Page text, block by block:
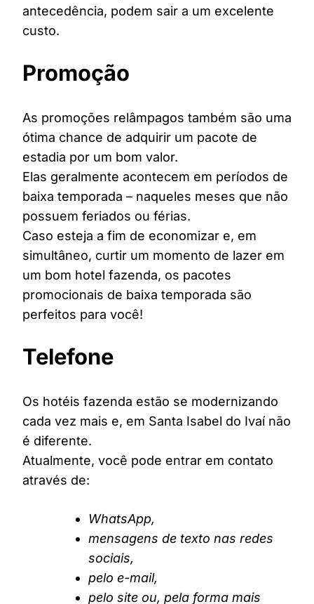
antecedência, podem sair a um excelente
custo.
Promoção
As promoções relâmpagos também são uma
ótima chance de adquirir um pacote de
estadia por um bom valor.
Elas geralmente acontecem em períodos de
baixa temporada – naqueles meses que não
possuem feriados ou férias.
Caso esteja a fim de economizar e, em
simultâneo, curtir um momento de lazer em
um bom hotel fazenda, os pacotes
promocionais de baixa temporada são
perfeitos para você!
Telefone
Os hotéis fazenda estão se modernizando
cada vez mais e, em Santa Isabel do Ivaí não
é diferente.
Atualmente, você pode entrar em contato
através de:
WhatsApp,
mensagens de texto nas redes
sociais,
pelo e-mail,
pelo site ou, pela forma mais